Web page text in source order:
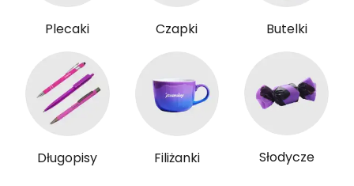
Plecaki Czapki Butelki
Długopisy Filiżanki Słodycze